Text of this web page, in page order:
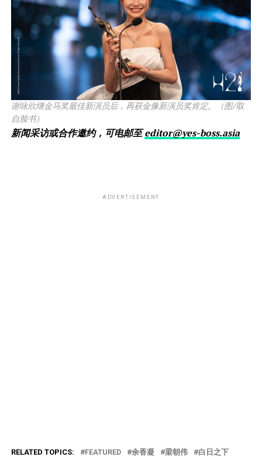
谢咏欣继金马奖最佳新演员后，再获金像新演员奖肯定。（图/取
自脸书）
新闻采访或合作邀约，可电邮至editor@yes-boss.asia
ADVERTISEMENT
RELATED TOPICS: FEATURED 余香凝 梁朝伟
白日之下